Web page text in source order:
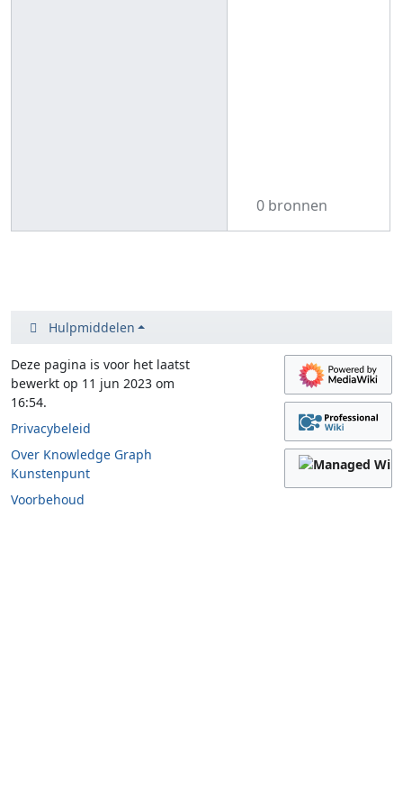
0 bronnen
Hulpmiddelen
Deze pagina is voor het laatst
bewerkt op 11 jun 2023 om
16:54.
Privacybeleid
Over Knowledge Graph
Kunstenpunt
Voorbehoud